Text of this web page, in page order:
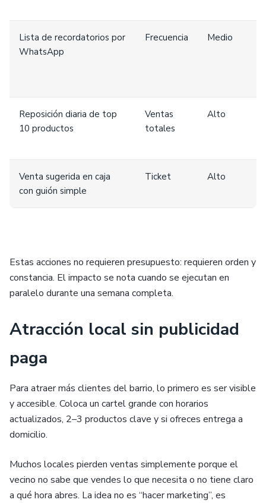
Lista de recordatorios por
WhatsApp
Frecuencia Medio
Reposición diaria de top
10 productos
Ventas
totales
Alto
Venta sugerida en caja
con guión simple
Ticket Alto
Estas acciones no requieren presupuesto: requieren orden y
constancia. El impacto se nota cuando se ejecutan en
paralelo durante una semana completa.
Atracción local sin publicidad
paga
Para atraer más clientes del barrio, lo primero es ser visible
y accesible. Coloca un cartel grande con horarios
actualizados, 2–3 productos clave y si ofreces entrega a
domicilio.
Muchos locales pierden ventas simplemente porque el
vecino no sabe que vendes lo que necesita o no tiene claro
a qué hora abres. La idea no es “hacer marketing”, es